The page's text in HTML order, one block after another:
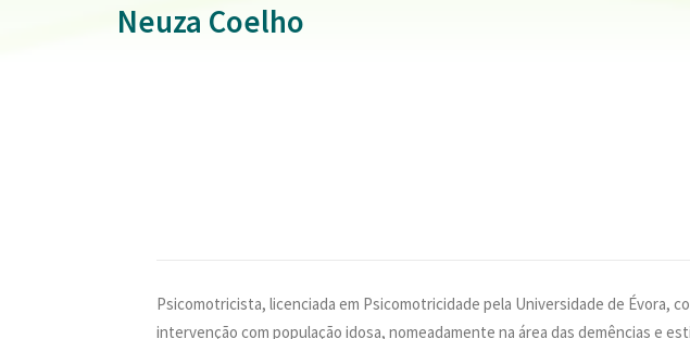
Neuza Coelho
Psicomotricista, licenciada em Psicomotricidade pela Universidade de Évora,
intervenção com população idosa, nomeadamente na área das demências e